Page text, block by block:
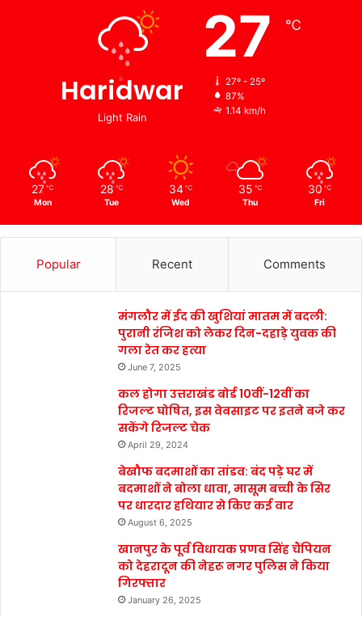
Haridwar
Light Rain
27 ℃
27º - 25º
87%
1.14 km/h
27 ℃
Mon
28 ℃
Tue
34 ℃
Wed
35 ℃
Thu
30 ℃
Fri
Popular Recent Comments
मंगलौर में ईद की खुशियां मातम में बदली:
पुरानी रंजिश को लेकर दिन-दहाड़े युवक की
गला रेत कर हत्या
June 7, 2025
कल होगा उत्तराखंड बोर्ड 10वीं-12वीं का
रिजल्ट घोषित, इस वेबसाइट पर इतने बजे कर
सकेंगे रिजल्ट चेक
April 29, 2024
बेखौफ बदमाशों का तांडव: बंद पड़े घर में
बदमाशों ने बोला धावा, मासूम बच्ची के सिर
पर धारदार हथियार से किए कई वार
August 6, 2025
खानपुर के पूर्व विधायक प्रणव सिंह चैंपियन
को देहरादून की नेहरू नगर पुलिस ने किया
गिरफ्तार
January 26, 2025